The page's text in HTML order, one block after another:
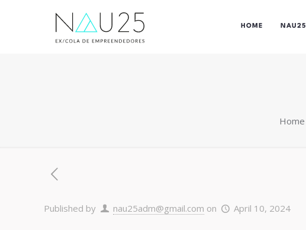
HOME NAU25
Home
Published by nau25adm@gmail.com on April 10, 2024